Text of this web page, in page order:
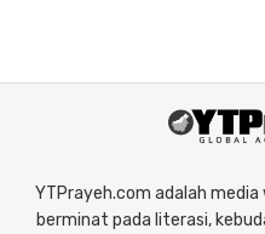
YTPrayeh.com adalah media
berminat pada literasi,